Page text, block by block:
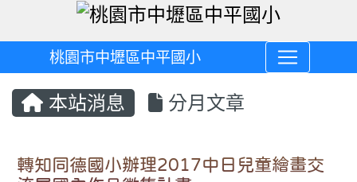
桃園市中壢區中平國小
本站消息 分月文章
轉知同德國小辦理2017中日兒童繪畫交